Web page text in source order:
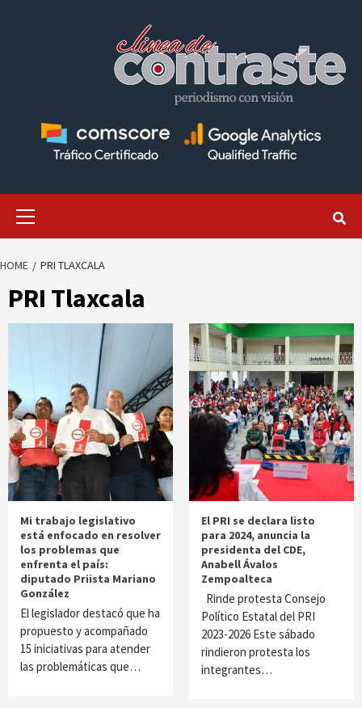
HOME PRI TLAXCALA
PRI Tlaxcala
Mi trabajo legislativo
está enfocado en resolver
los problemas que
enfrenta el país:
diputado Priista Mariano
González
El legislador destacó que ha
propuesto y acompañado
15 iniciativas para atender
las problemáticas que…
El PRI se declara listo
para 2024, anuncia la
presidenta del CDE,
Anabell Ávalos
Zempoalteca
Rinde protesta Consejo
Político Estatal del PRI
2023-2026 Este sábado
rindieron protesta los
integrantes…